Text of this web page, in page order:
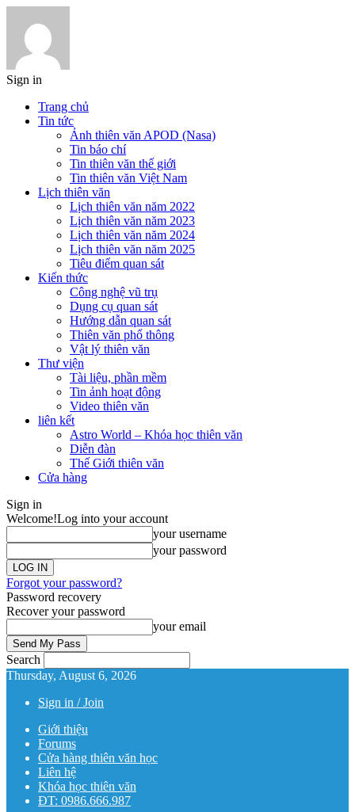
Sign in
Trang chủ
Tin tức
Ảnh thiên văn APOD (Nasa)
Tin báo chí
Tin thiên văn thế giới
Tin thiên văn Việt Nam
Lịch thiên văn
Lịch thiên văn năm 2022
Lịch thiên văn năm 2023
Lịch thiên văn năm 2024
Lịch thiên văn năm 2025
Tiêu điểm quan sát
Kiến thức
Công nghệ vũ trụ
Dụng cụ quan sát
Hướng dẫn quan sát
Thiên văn phổ thông
Vật lý thiên văn
Thư viện
Tài liệu, phần mềm
Tin ảnh hoạt động
Video thiên văn
liên kết
Astro World – Khóa học thiên văn
Diễn đàn
Thế Giới thiên văn
Cửa hàng
Sign in
Welcome!Log into your account
your username
your password
Forgot your password?
Password recovery
Recover your password
your email
Search
Thursday, August 6, 2026
Sign in / Join
Giới thiệu
Forums
Cửa hàng thiên văn học
Liên hệ
Khóa học thiên văn
ĐT: 0986.666.987